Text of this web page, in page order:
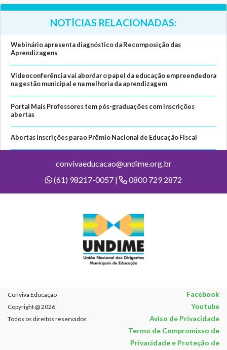
NOTÍCIAS RELACIONADAS:
Webinário apresenta diagnóstico da Recomposição das
Aprendizagens
Videoconferência vai abordar o papel da educação empreendedora
na gestão municipal e na melhoria da aprendizagem
Portal Mais Professores tem pós-graduações com inscrições
abertas
Abertas inscrições para o Prêmio Nacional de Educação Fiscal
convivaeducacao@undime.org.br
(61) 98217-0057 |
0800 729 2872
Conviva Educação Facebook
Copyright @ 2026 Youtube
Todos os direitos reservados
Aviso de Privacidade
Termo de Compromisso de
Privacidade e Proteção de